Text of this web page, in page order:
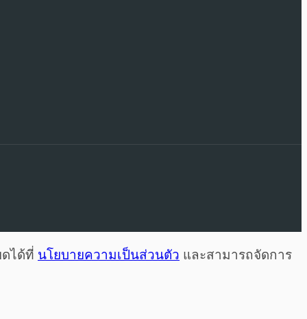
ได้ที่ นโยบายความเป็นส่วนตัว และสามารถจัดการ